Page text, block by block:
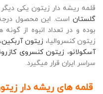
قلمه ریشه دار زیتون یکی
گلستان است. این محصول درجه
بوده و در تعداد انبوه از
زیتون کنسروالیا، زیتون آربکین
آسکولانو، زیتون کنسروی
سراسر ایران قرار میگیرد.
قلمه های ریشه دار